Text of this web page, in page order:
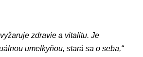
zdravie a vitalitu. Je
umelkyňou, stará sa o seba,“